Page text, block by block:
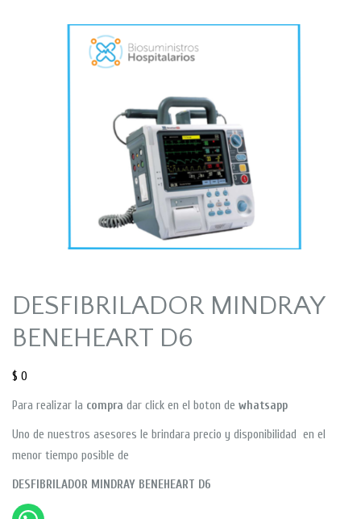
DESFIBRILADOR MINDRAY
BENEHEART D6
$ 0
Para realizar la compra dar click en el boton de whatsapp
Uno de nuestros asesores le brindara precio y disponibilidad en el
menor tiempo posible de
DESFIBRILADOR MINDRAY BENEHEART D6